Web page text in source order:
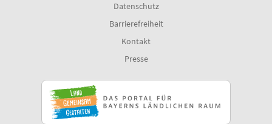
Datenschutz
Barrierefreiheit
Kontakt
Presse